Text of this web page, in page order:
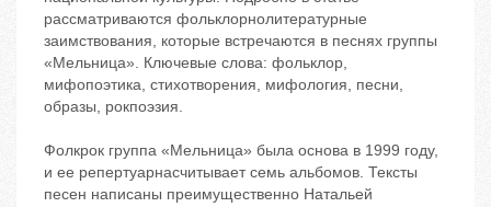
рассматриваются фольклорнолитературные
заимствования, которые встречаются в песнях группы
«Мельница». Ключевые слова: фольклор,
мифопоэтика, стихотворения, мифология, песни,
образы, рокпоэзия.
Фолкрок группа «Мельница» была основа в 1999 году,
и ее репертуарнасчитывает семь альбомов. Тексты
песен написаны преимущественно Натальей